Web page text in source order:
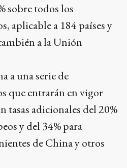
sobre todos los
aplicable a 184 países y
a la Unión
a una serie de
que entrarán en vigor
tasas adicionales del 20%
y del 34% para
de China y otros